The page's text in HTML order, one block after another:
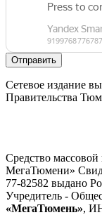
Отправить
Сетевое издание
Правительства
Средство
МегаТюмени»
77-82582 выдано
Учредитель -
«МегаТюмень»,